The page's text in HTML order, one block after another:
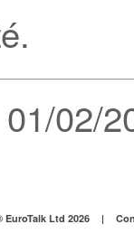
01/02/
EuroTalk Ltd 2026 |